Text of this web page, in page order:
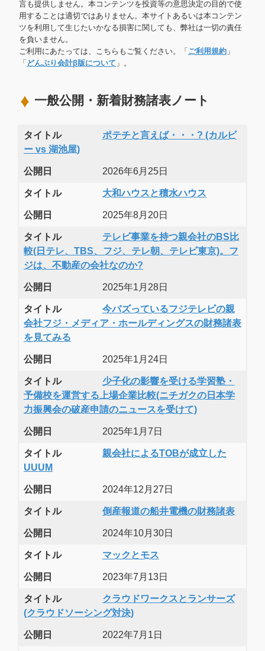
言も提供しません。本コンテンツを投資等の意思決定の目的で使
用することは適切ではありません。本サイトあるいは本コンテン
ツを利用して生じたいかなる損害に関しても、弊社は一切の責任
を負いません。
ご利用にあたっては、こちらもご覧ください。「 ご利用規約 」
「 どんぶり会計β版について 」。
一般公開・新着財務諸表ノート
タイトル
ポテチと言えば・・・? (カルビ
ー vs 湖池屋)
公開日 2026年6月25日
タイトル 大和ハウスと積水ハウス
公開日 2025年8月20日
タイトル
テレビ事業を持つ親会社のBS比
較(日テレ、TBS、フジ、テレ朝、テレビ東京)。フ
ジは、不動産の会社なのか?
公開日 2025年1月28日
タイトル
今バズっているフジテレビの親
会社フジ・メディア・ホールディングスの財務諸表
を見てみる
公開日 2025年1月24日
タイトル
少子化の影響を受ける学習塾・
予備校を運営する上場企業比較(ニチガクの日本学
力振興会の破産申請のニュースを受けて)
公開日 2025年1月7日
タイトル
親会社によるTOBが成立した
UUUM
公開日 2024年12月27日
タイトル 倒産報道の船井電機の財務諸表
公開日 2024年10月30日
タイトル マックとモス
公開日 2023年7月13日
タイトル
クラウドワークスとランサーズ
(クラウドソーシング対決)
公開日 2022年7月1日